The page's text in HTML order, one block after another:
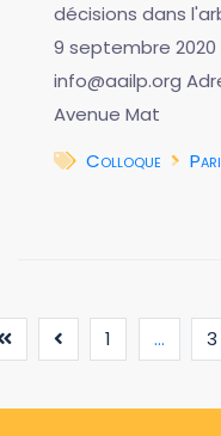
décisions dans
9 septembre 2020
info@aailp.org
Avenue Mat
Colloque
1 ... 3